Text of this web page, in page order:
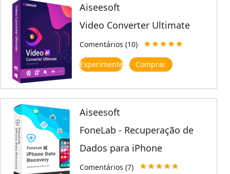
Aiseesoft
Video Converter Ultimate
Comentários (10)
Experimente Comprar
Aiseesoft
FoneLab - Recuperação de
Dados para iPhone
Comentários (7)